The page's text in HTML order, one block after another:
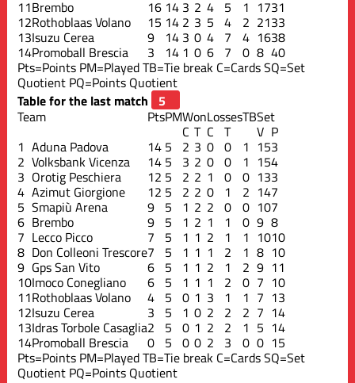
11Brembo 16 14 3 2 4 5 1 1731
12Rothoblaas Volano 15 14 2 3 5 4 2 2133
13Isuzu Cerea 9 14 3 0 4 7 4 1638
14Promoball Brescia 3 14 1 0 6 7 0 8 40
Pts=Points PM=PlayedTB=Tie break C=CardsSQ=Set
Quotient PQ=Points Quotient
Table for the last match
Team
PtsPMWonLossesTBSet
C T C T V P
1 Aduna Padova 14 5 2 3 0 0 1 153
2 Volksbank Vicenza 14 5 3 2 0 0 1 154
3 Orotig Peschiera 12 5 2 2 1 0 0 133
4 Azimut Giorgione 12 5 2 2 0 1 2 147
5 Smapiù Arena 9 5 1 2 2 0 0 107
6 Brembo 9 5 1 2 1 1 0 9 8
7 Lecco Picco 7 5 1 1 2 1 1 1010
8 Don Colleoni Trescore7 5 1 1 1 2 1 8 10
9 Gps San Vito 6 5 1 1 2 1 2 9 11
10Imoco Conegliano 6 5 1 1 1 2 0 7 10
11Rothoblaas Volano 4 5 0 1 3 1 1 7 13
12Isuzu Cerea 3 5 1 0 2 2 2 7 14
13Idras Torbole Casaglia2 5 0 1 2 2 1 5 14
14Promoball Brescia 0 5 0 0 2 3 0 0 15
Pts=Points PM=PlayedTB=Tie break C=CardsSQ=Set
Quotient PQ=Points Quotient